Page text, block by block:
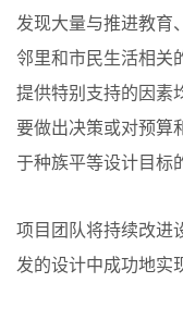
发现大量与推进教育
邻里和市民生活相关
提供特别支持的因素
要做出决策或对预算
于种族平等设计目标
项目团队将持续改进
发的设计中成功地实